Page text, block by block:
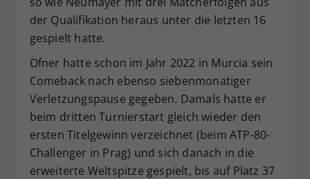
der Qualifikation heraus unter die letzten 16
gespielt hatte.
Ofner hatte schon im Jahr 2022 in Murcia sein
Comeback nach ebenso siebenmonatiger
Verletzungspause gegeben. Damals hatte er
beim dritten Turnierstart gleich wieder den
ersten Titelgewinn verzeichnet (beim ATP-80-
Challenger in Prag) und sich danach in die
erweiterte Weltspitze gespielt, bis auf Platz 37